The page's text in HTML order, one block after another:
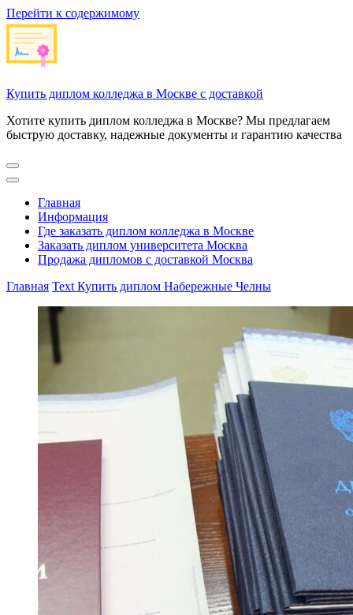
Перейти к содержимому
Купить диплом колледжа в Москве с доставкой
Хотите купить диплом колледжа в Москве? Мы предлагаем
быструю доставку, надежные документы и гарантию качества
Главная
Информация
Где заказать диплом колледжа в Москве
Заказать диплом университета Москва
Продажа дипломов с доставкой Москва
Главная Text Купить диплом Набережные Челны